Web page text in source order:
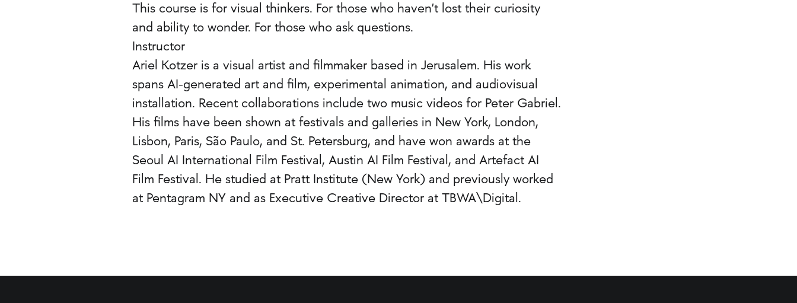
This course is for visual thinkers. For those who haven't lost their curiosity
and ability to wonder. For those who ask questions.
Instructor
Ariel Kotzer is a visual artist and filmmaker based in Jerusalem. His work
spans AI-generated art and film, experimental animation, and audiovisual
installation. Recent collaborations include two music videos for Peter Gabriel.
His films have been shown at festivals and galleries in New York, London,
Lisbon, Paris, São Paulo, and St. Petersburg, and have won awards at the
Seoul AI International Film Festival, Austin AI Film Festival, and Artefact AI
Film Festival. He studied at Pratt Institute (New York) and previously worked
at Pentagram NY and as Executive Creative Director at TBWA\Digital.